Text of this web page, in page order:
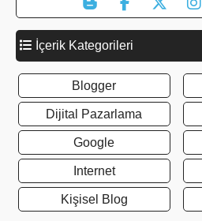
İçerik Kategorileri
Blogger
Dijital Pazarlama
Google
Internet
Kişisel Blog